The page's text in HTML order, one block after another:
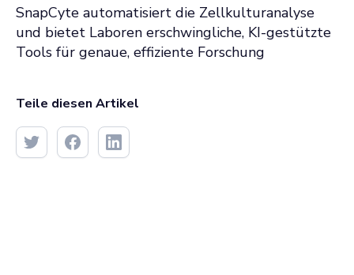
SnapCyte automatisiert die Zellkulturanalyse
und bietet Laboren erschwingliche, KI-gestützte
Tools für genaue, effiziente Forschung
Teile diesen Artikel